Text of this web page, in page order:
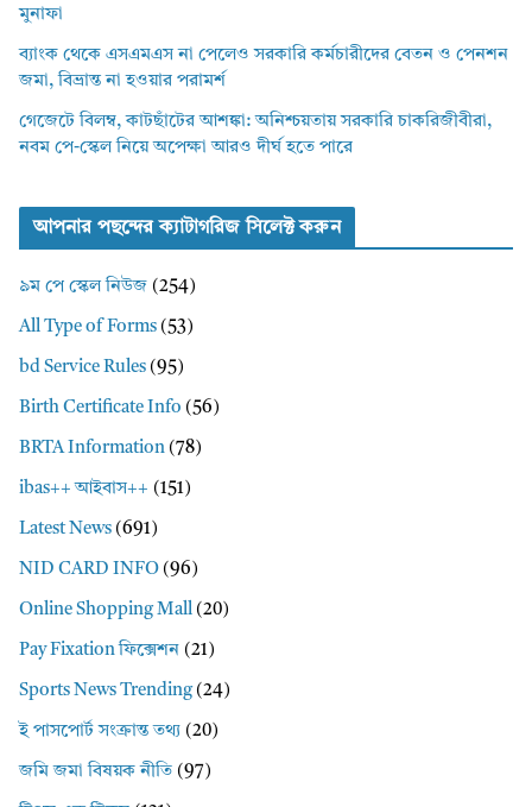
মুনাফা
ব্যাংক থেকে এসএমএস না পেলেও সরকারি কর্মচারীদের বেতন ও পেনশন
জমা, বিভ্রান্ত না হওয়ার পরামর্শ
গেজেটে বিলম্ব, কাটছাঁটের আশঙ্কা: অনিশ্চয়তায় সরকারি চাকরিজীবীরা,
নবম পে-স্কেল নিয়ে অপেক্ষা আরও দীর্ঘ হতে পারে
আপনার পছন্দের ক্যাটাগরিজ সিলেক্ট করুন
৯ম পে স্কেল নিউজ (254)
All Type of Forms (53)
bd Service Rules (95)
Birth Certificate Info (56)
BRTA Information (78)
ibas++ আইবাস++ (151)
Latest News (691)
NID CARD INFO (96)
Online Shopping Mall (20)
Pay Fixation ফিক্সেশন (21)
Sports News Trending(24)
ই পাসপোর্ট সংক্রান্ত তথ্য (20)
জমি জমা বিষয়ক নীতি (97)